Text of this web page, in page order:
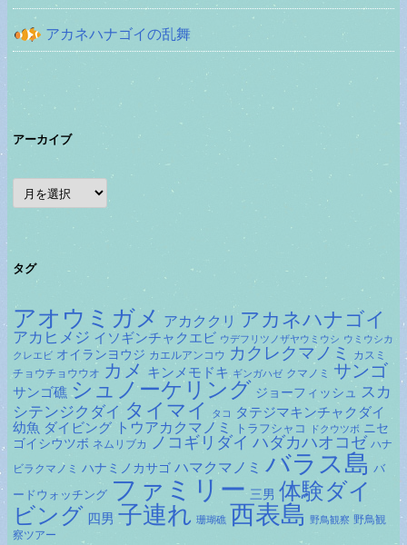
アカネハナゴイの乱舞
アーカイブ
ア
ー
カ
ブ
タグ
アオウミガメ アカククリ アカネハナゴイ
アカヒメジ イソギンチャクエビ ウデフリツノザヤウミウシ ウミウシカ
クレエビ オイランヨウジ カエルアンコウ カクレクマノミ
カスミ
チョウチョウウオ カメ キンメモドキ ギンガハゼ クマノミ サンゴ
サンゴ礁 シュノーケリング ジョーフィッシュ
スカ
シテンジクダイ タイマイ タコ
タテジマキンチャクダイ
幼魚 ダイビング トウアカクマノミ トラフシャコ ドクウツボ
ニセ
ゴイシウツボ ネムリブカ ノコギリダイ ハダカハオコゼ ハナ
ビラクマノミ ハナミノカサゴ ハマクマノミ バラス島 バ
ードウォッチング ファミリー 三男 体験ダイ
ビング 四男 子連れ 珊瑚礁 西表島 野鳥観察 野鳥観
察ツアー